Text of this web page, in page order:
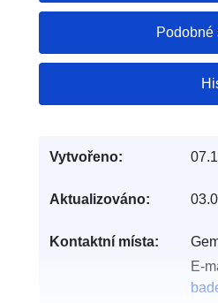
Podobné
Vytvořeno:
Aktualizováno:
Kontaktní místa:
E-